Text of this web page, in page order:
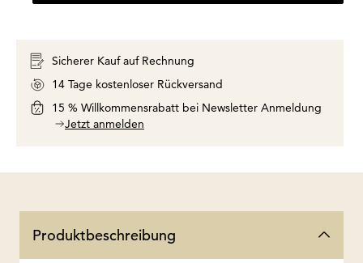
Sicherer Kauf auf Rechnung
14 Tage kostenloser Rückversand
15 % Willkommensrabatt bei Newsletter Anmeldung
Jetzt anmelden
Produktbeschreibung